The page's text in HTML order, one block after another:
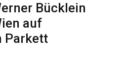
Bücklein
auf
Parkett